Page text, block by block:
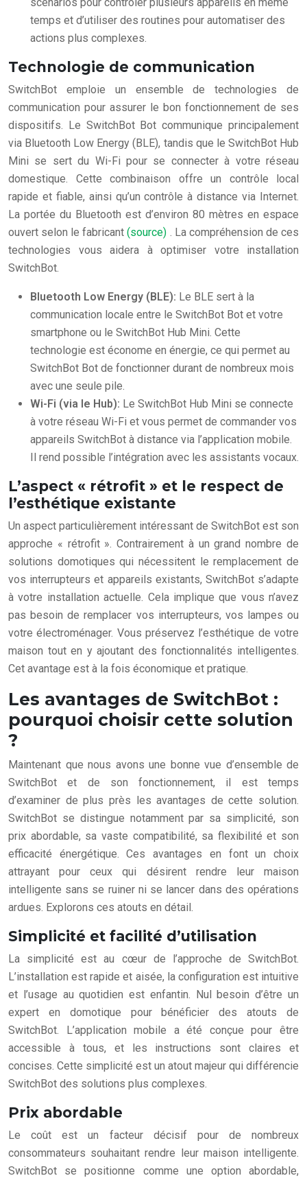
temps et d’utiliser des routines pour automatiser des
actions plus complexes.
Technologie de communication
SwitchBot emploie un ensemble de technologies de
communication pour assurer le bon fonctionnement de ses
dispositifs. Le SwitchBot Bot communique principalement
via Bluetooth Low Energy (BLE), tandis que le SwitchBot Hub
Mini se sert du Wi-Fi pour se connecter à votre réseau
domestique. Cette combinaison offre un contrôle local
rapide et fiable, ainsi qu’un contrôle à distance via Internet.
La portée du Bluetooth est d’environ 80 mètres en espace
ouvert selon le fabricant(source) . La compréhension de ces
technologies vous aidera à optimiser votre installation
SwitchBot.
Bluetooth Low Energy (BLE): Le BLE sert à la
communication locale entre le SwitchBot Bot et votre
smartphone ou le SwitchBot Hub Mini. Cette
technologie est économe en énergie, ce qui permet au
SwitchBot Bot de fonctionner durant de nombreux mois
avec une seule pile.
Wi-Fi (via le Hub): Le SwitchBot Hub Mini se connecte
à votre réseau Wi-Fi et vous permet de commander vos
appareils SwitchBot à distance via l’application mobile.
Il rend possible l’intégration avec les assistants vocaux.
L’aspect « rétrofit » et le respect de
l’esthétique existante
Un aspect particulièrement intéressant de SwitchBot est son
approche « rétrofit ». Contrairement à un grand nombre de
solutions domotiques qui nécessitent le remplacement de
vos interrupteurs et appareils existants, SwitchBot s’adapte
à votre installation actuelle. Cela implique que vous n’avez
pas besoin de remplacer vos interrupteurs, vos lampes ou
votre électroménager. Vous préservez l’esthétique de votre
maison tout en y ajoutant des fonctionnalités intelligentes.
Cet avantage est à la fois économique et pratique.
Les avantages de SwitchBot :
pourquoi choisir cette solution
?
Maintenant que nous avons une bonne vue d’ensemble de
SwitchBot et de son fonctionnement, il est temps
d’examiner de plus près les avantages de cette solution.
SwitchBot se distingue notamment par sa simplicité, son
prix abordable, sa vaste compatibilité, sa flexibilité et son
efficacité énergétique. Ces avantages en font un choix
attrayant pour ceux qui désirent rendre leur maison
intelligente sans se ruiner ni se lancer dans des opérations
ardues. Explorons ces atouts en détail.
Simplicité et facilité d’utilisation
La simplicité est au cœur de l’approche de SwitchBot.
L’installation est rapide et aisée, la configuration est intuitive
et l’usage au quotidien est enfantin. Nul besoin d’être un
expert en domotique pour bénéficier des atouts de
SwitchBot. L’application mobile a été conçue pour être
accessible à tous, et les instructions sont claires et
concises. Cette simplicité est un atout majeur qui différencie
SwitchBot des solutions plus complexes.
Prix abordable
Le coût est un facteur décisif pour de nombreux
consommateurs souhaitant rendre leur maison intelligente.
SwitchBot se positionne comme une option abordable,